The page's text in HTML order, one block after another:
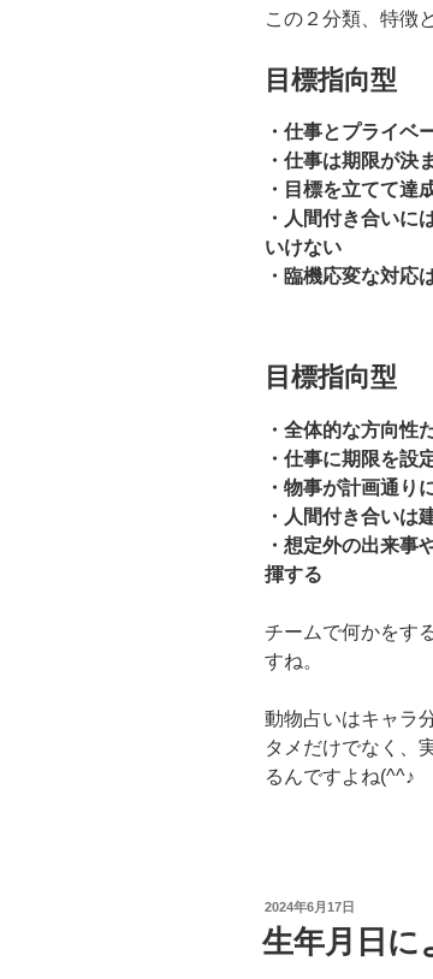
この２分類、特徴
目標指向型
・仕事とプライベ
・仕事は期限が決
・目標を立てて達
・人間付き合いに
いけない
・臨機応変な対応
目標指向型
・全体的な方向性
・仕事に期限を設
・物事が計画通り
・人間付き合いは
・想定外の出来事
揮する
チームで何かをす
すね。
動物占いはキャラ
タメだけでなく、
るんですよね(^^♪
投
稿
日:
2024年6月17日
生年月日に